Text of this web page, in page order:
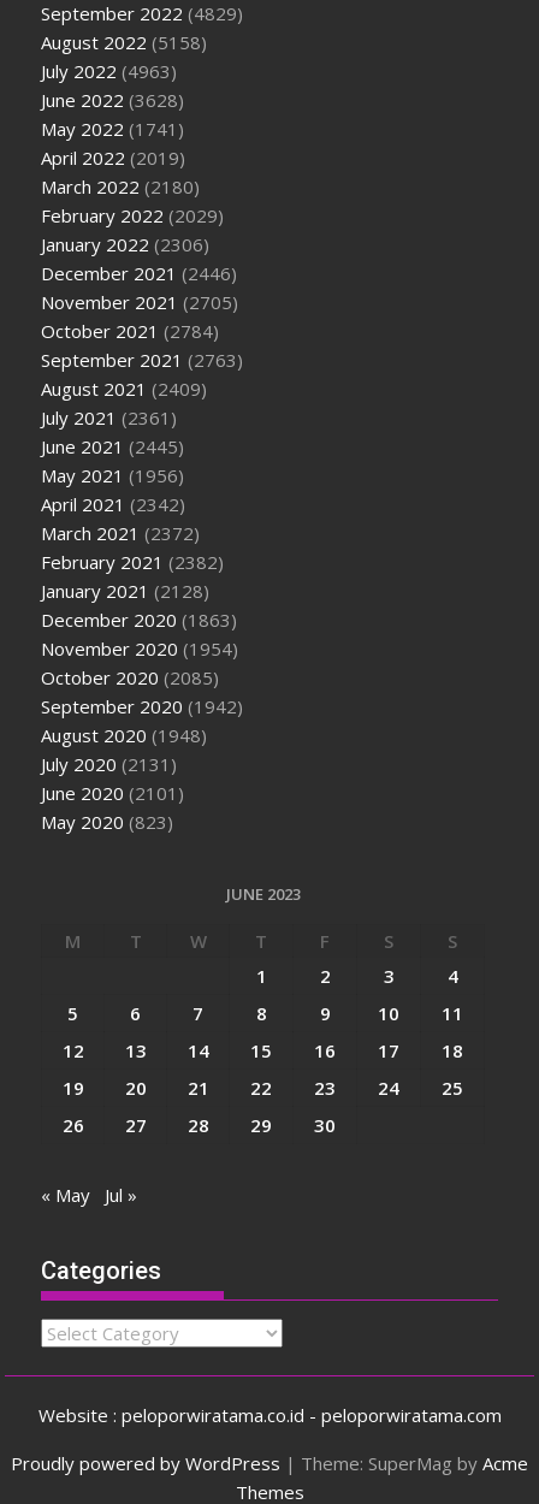
September 2022 (4829)
August 2022 (5158)
July 2022 (4963)
June 2022 (3628)
May 2022 (1741)
April 2022 (2019)
March 2022 (2180)
February 2022 (2029)
January 2022 (2306)
December 2021 (2446)
November 2021 (2705)
October 2021 (2784)
September 2021 (2763)
August 2021 (2409)
July 2021 (2361)
June 2021 (2445)
May 2021 (1956)
April 2021 (2342)
March 2021 (2372)
February 2021 (2382)
January 2021 (2128)
December 2020 (1863)
November 2020 (1954)
October 2020 (2085)
September 2020 (1942)
August 2020 (1948)
July 2020 (2131)
June 2020 (2101)
May 2020 (823)
JUNE 2023
M T W T F S
S
1
2 3
4
5
6 7 8 9 10
11
12
13 14 15 16 17
18
19
20 21 22 23 24
25
26
27 28 29 30
« May Jul »
Categories
Categories
Website : peloporwiratama.co.id - peloporwiratama.com
Proudly powered by WordPress | Theme: SuperMag by Acme
Themes